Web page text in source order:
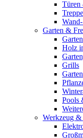
Türen
Garten &
Holz
Grills
Pools
Werkzeug